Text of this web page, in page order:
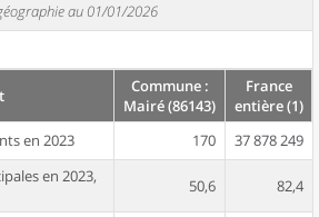
au 01/01/2026
Commune :
Mairé (86143)
France
entière (1)
en 2023
170
37 878 249
en 2023,
50,6 82,4